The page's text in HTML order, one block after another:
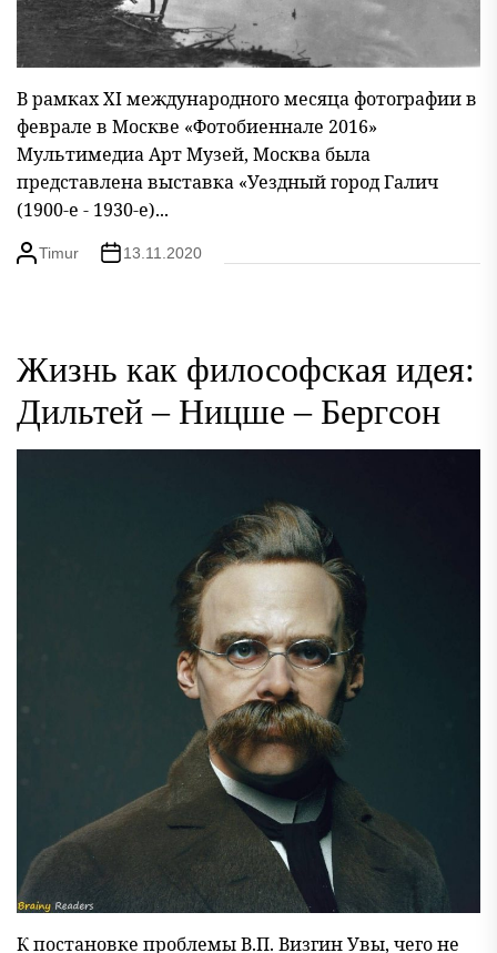
В рамках XI международного месяца фотографии в
феврале в Москве «Фотобиеннале 2016»
Мультимедиа Арт Музей, Москва была
представлена выставка «Уездный город Галич
(1900-е - 1930-е)...
Timur 13.11.2020
Жизнь как философская идея:
Дильтей – Ницше – Бергсон
К постановке проблемы В.П. Визгин Увы, чего не